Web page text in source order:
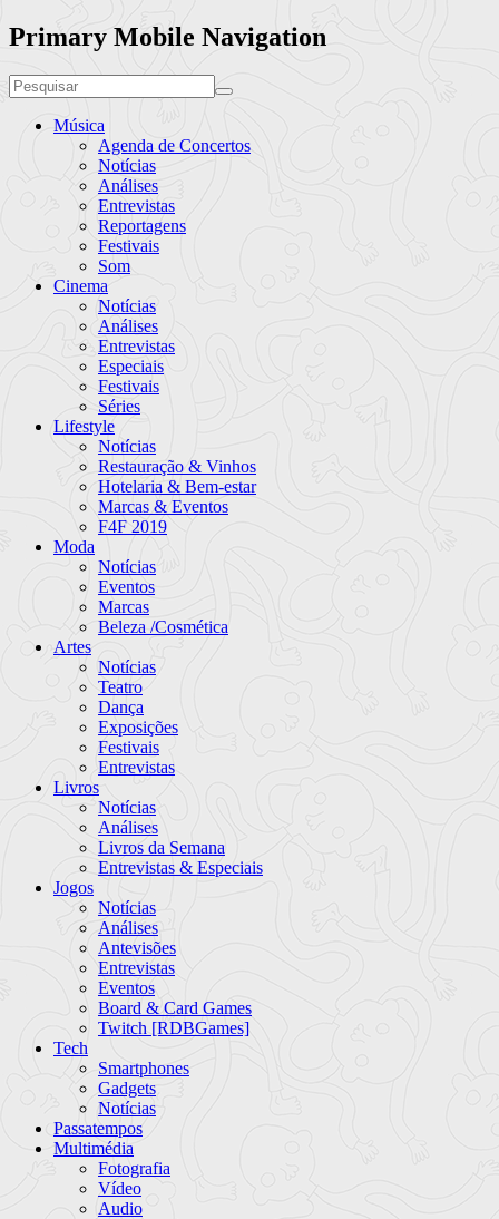
Primary Mobile Navigation
Música
Agenda de Concertos
Notícias
Análises
Entrevistas
Reportagens
Festivais
Som
Cinema
Notícias
Análises
Entrevistas
Especiais
Festivais
Séries
Lifestyle
Notícias
Restauração & Vinhos
Hotelaria & Bem-estar
Marcas & Eventos
F4F 2019
Moda
Notícias
Eventos
Marcas
Beleza /Cosmética
Artes
Notícias
Teatro
Dança
Exposições
Festivais
Entrevistas
Livros
Notícias
Análises
Livros da Semana
Entrevistas & Especiais
Jogos
Notícias
Análises
Antevisões
Entrevistas
Eventos
Board & Card Games
Twitch [RDBGames]
Tech
Smartphones
Gadgets
Notícias
Passatempos
Multimédia
Fotografia
Vídeo
Audio